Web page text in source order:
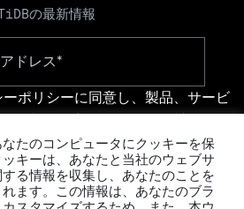
の最新情報
ポリシーに同意し、製品、サービ
す。
たのコンピュータにクッキーを保
キーは、あなたと当社のウェブサ
る情報を収集し、あなたのことを
ます。この情報は、あなたのブラ